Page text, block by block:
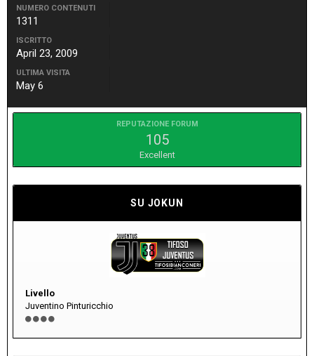
NUMERO CONTENUTI
1311
ISCRITTO
April 23, 2009
ULTIMA VISITA
May 6
REPUTAZIONE FORUM
105
Excellent
SU JOKUN
Livello
Juventino Pinturicchio